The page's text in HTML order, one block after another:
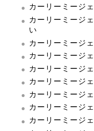
カーリーミージ
カーリーミージ
い
カーリーミージ
カーリーミージ
カーリーミージ
カーリーミージ
カーリーミージ
カーリーミージ
カーリーミージ